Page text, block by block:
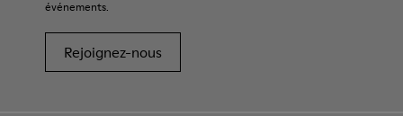
événements.
Rejoignez-nous